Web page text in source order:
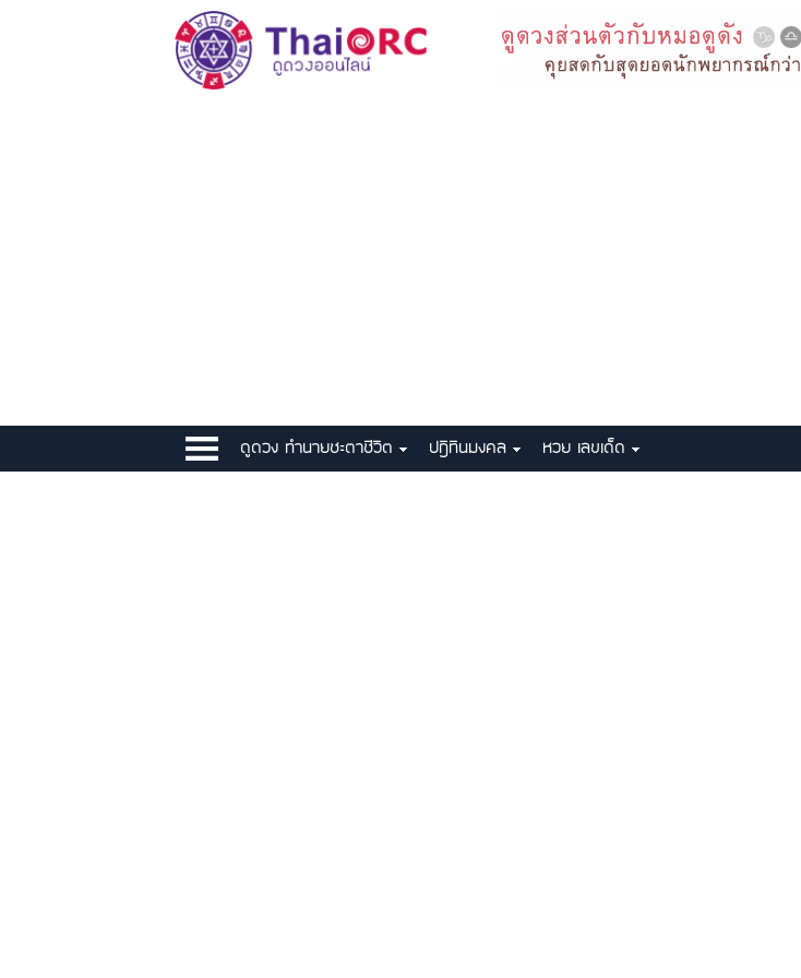
ดูดวง ทำนายชะตาชีวิต ปฎิทินมงคล หวย เลขเด็ด